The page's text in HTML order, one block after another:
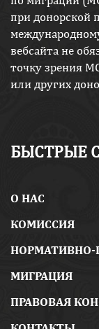
при донорской
вебсайта не
точку зрения
или других
БЫСТРЫЕ
O НАС
КОМИССИЯ
МИГРАЦИЯ
ПРАВОВАЯ